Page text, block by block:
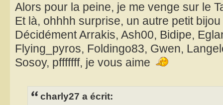
Alors pour la peine, je me venge sur le
Et là, ohhhh surprise, un autre petit
Décidément Arrakis, Ash00, Bidipe,
Flying_pyros, Foldingo83, Gwen,
Sosoy, pfffffff, je vous aime
charly27 a écrit: